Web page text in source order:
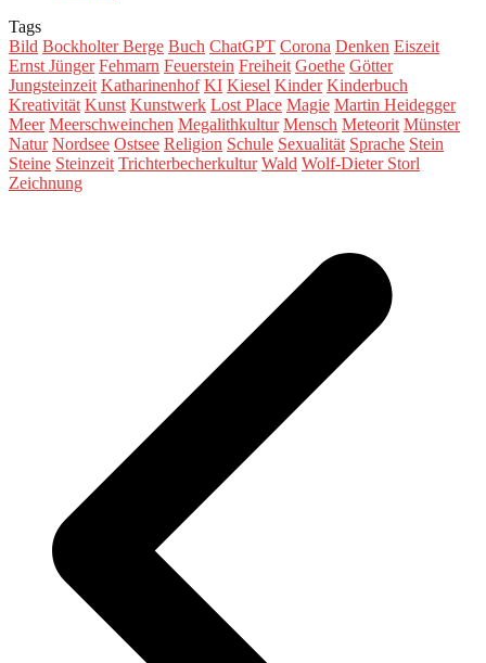
Tags
Bild Bockholter Berge Buch ChatGPT Corona Denken Eiszeit
Ernst Jünger Fehmarn Feuerstein Freiheit Goethe Götter
Jungsteinzeit Katharinenhof KI Kiesel Kinder Kinderbuch
Kreativität Kunst Kunstwerk Lost Place Magie Martin Heidegger
Meer Meerschweinchen Megalithkultur Mensch Meteorit Münster
Natur Nordsee Ostsee Religion Schule Sexualität Sprache Stein
Steine Steinzeit Trichterbecherkultur Wald Wolf-Dieter Storl
Zeichnung